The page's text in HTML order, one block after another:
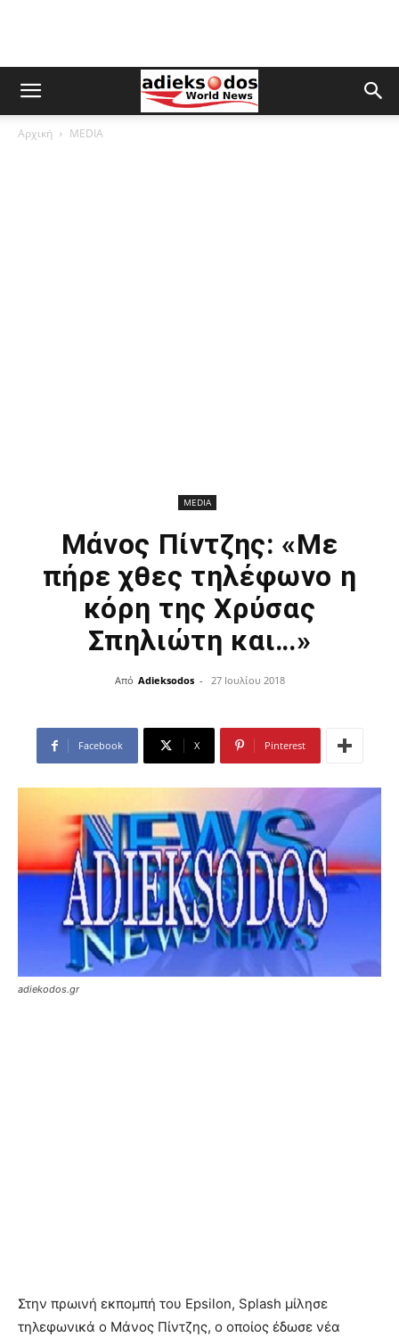
Αρχική MEDIA
MEDIA
Μάνος Πίντζης: «Με
πήρε χθες τηλέφωνο η
κόρη της Χρύσας
Σπηλιώτη και…»
Από Adieksodos - 27 Ιουλίου 2018
Facebook X Pinterest
adiekodos.gr
Στην πρωινή εκπομπή του Epsilon, Splash μίλησε
τηλεφωνικά ο Μάνος Πίντζης, ο οποίος έδωσε νέα